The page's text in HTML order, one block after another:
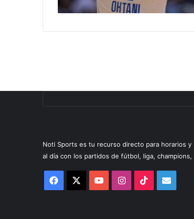
Noti Sports es tu recurso directo para horarios
al día con los partidos de fútbol, liga,
Facebook YouTubeInstagram
TikTok